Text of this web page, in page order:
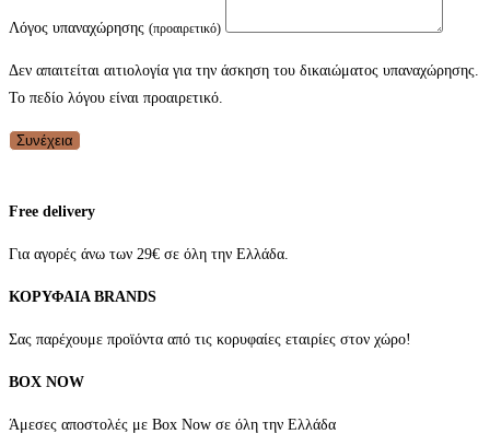
Λόγος υπαναχώρησης (προαιρετικό)
Δεν απαιτείται αιτιολογία για την άσκηση του δικαιώματος υπαναχώρησης.
Το πεδίο λόγου είναι προαιρετικό.
Συνέχεια
Free delivery
Για αγορές άνω των 29€ σε όλη την Ελλάδα.
ΚΟΡΥΦΑΙΑ BRANDS
Σας παρέχουμε προϊόντα από τις κορυφαίες εταιρίες στον χώρο!
BOX NOW
Άμεσες αποστολές με Box Now σε όλη την Ελλάδα